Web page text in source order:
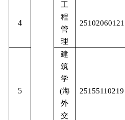
4
工
程
管
理
25102060121
5
建
筑
学
(海
外
交
25155110219